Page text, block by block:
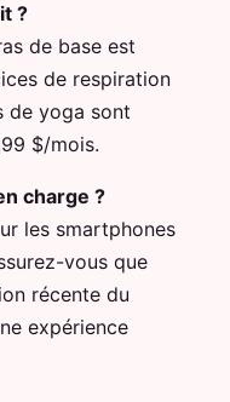
?
de base est
de respiration
de yoga sont
$/mois.
charge ?
les smartphones
vous que
récente du
expérience